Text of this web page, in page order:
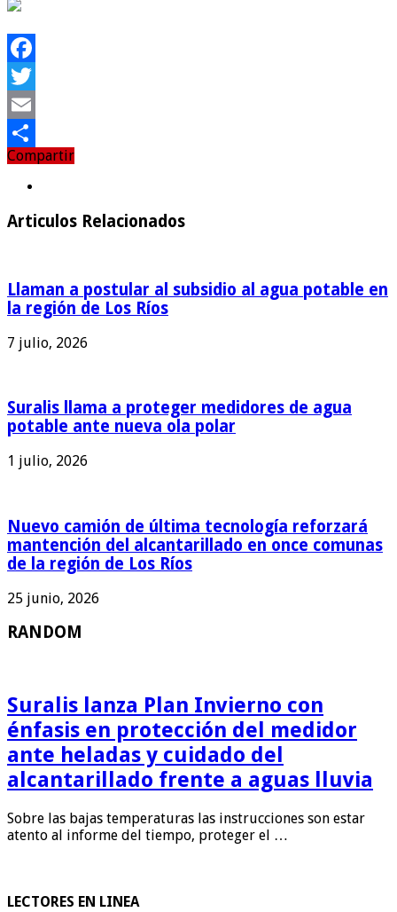
Facebook
Twitter
Email
Compartir
Compartir
Articulos Relacionados
Llaman a postular al subsidio al agua potable en
la región de Los Ríos
7 julio, 2026
Suralis llama a proteger medidores de agua
potable ante nueva ola polar
1 julio, 2026
Nuevo camión de última tecnología reforzará
mantención del alcantarillado en once comunas
de la región de Los Ríos
25 junio, 2026
RANDOM
Suralis lanza Plan Invierno con
énfasis en protección del medidor
ante heladas y cuidado del
alcantarillado frente a aguas lluvia
Sobre las bajas temperaturas las instrucciones son estar
atento al informe del tiempo, proteger el …
LECTORES EN LINEA